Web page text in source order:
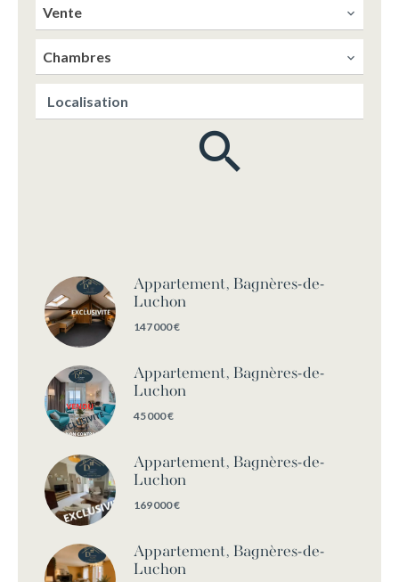
Vente
Chambres
Localisation
Appartement, Bagnères-de-
Luchon
147 000 €
Appartement, Bagnères-de-
Luchon
45 000 €
Appartement, Bagnères-de-
Luchon
169 000 €
Appartement, Bagnères-de-
Luchon